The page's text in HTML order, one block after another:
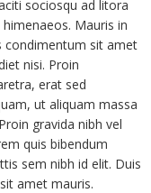
sociosqu ad litora
Mauris in
condimentum sit amet
nisi. Proin
erat sed
ut aliquam massa
gravida nibh vel
quis bibendum
sem nibh id elit. Duis
amet mauris.